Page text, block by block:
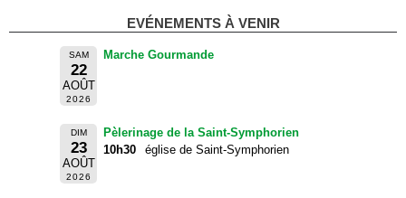
EVÉNEMENTS À VENIR
SAM
22
AOÛT
2026
Marche Gourmande
DIM
23
AOÛT
2026
Pèlerinage de la Saint-Symphorien
10h30
église de Saint-Symphorien